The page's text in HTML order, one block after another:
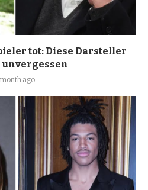
tot: Diese Darsteller
month ago